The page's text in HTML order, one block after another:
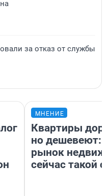
за отказ от службы
МНЕНИЕ
Квартиры
но дешевеют:
рынок
сейчас такой